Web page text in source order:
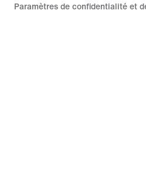
Paramètres de confidentialité et